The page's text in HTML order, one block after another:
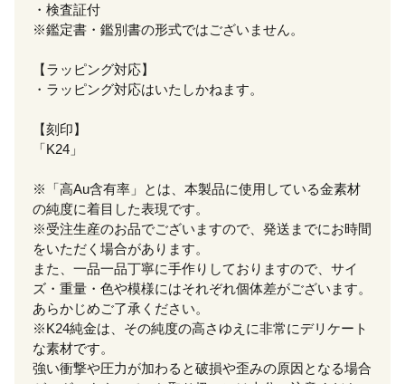
・検査証付
※鑑定書・鑑別書の形式ではございません。
【ラッピング対応】
・ラッピング対応はいたしかねます。
【刻印】
「K24」
※「高Au含有率」とは、本製品に使用している金素材
の純度に着目した表現です。
※受注生産のお品でございますので、発送までにお時間
をいただく場合があります。
また、一品一品丁寧に手作りしておりますので、サイ
ズ・重量・色や模様にはそれぞれ個体差がございます。
あらかじめご了承ください。
※K24純金は、その純度の高さゆえに非常にデリケート
な素材です。
強い衝撃や圧力が加わると破損や歪みの原因となる場合